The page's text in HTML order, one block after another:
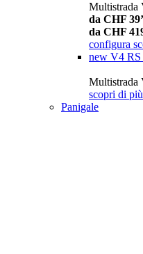
Multistrada
da CHF
da CHF
configura
new V4 RS
Multistrada
scopri di più
Panigale